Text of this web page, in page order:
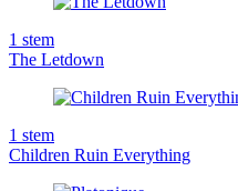
1 stem
The Letdown
1 stem
Children Ruin Everything